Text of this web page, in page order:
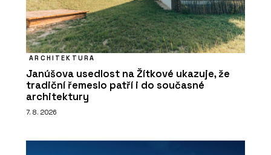
ARCHITEKTURA
Janúšova usedlost na Žítkové ukazuje, že
tradiční řemeslo patří i do současné
architektury
7. 8. 2026